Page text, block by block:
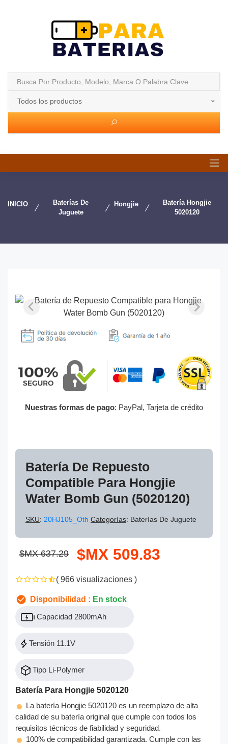
Todos los productos
INICIO
Baterías De
Juguete
Hongjie
Batería Hongjie
5020120
Nuestras formas de pago: PayPal, Tarjeta de crédito
Batería De Repuesto
Compatible Para Hongjie
Water Bomb Gun (5020120)
SKU: 20HJ105_Oth Categorías: Baterías De Juguete
$MX 637.29 $MX 509.83
( 966 visualizaciones )
Disponibilidad : En stock
Capacidad 2800mAh
Tensión 11.1V
Tipo Li-Polymer
Batería Para Hongjie 5020120
La batería Hongjie 5020120 es un reemplazo de alta
calidad de su batería original que cumple con todos los
requisitos técnicos de fiabilidad y seguridad.
100% de compatibilidad garantizada. Cumple con las